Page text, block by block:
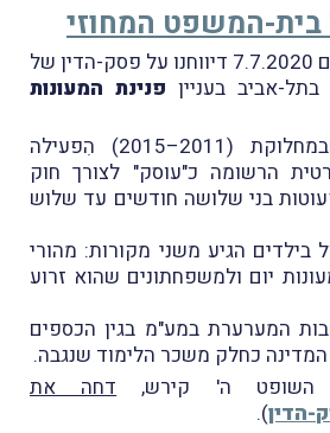
המשפט המחוזי
במבזק מס' 1862 מיום 7.7.2020 דיווחנו על פסק-הדין של
אביב בעניין פנינת המעונות
במהלך התקופה שבמחלוקת (2011–2015) הִפעילה
הרשומה כ"עוסק" לצורך חוק
בני שלושה חודשים עד שלוש
בילדים הגיע משני מקורות: מהורי
יום ולמשפחתונים שהוא זרוע
המערערת במע"מ בגין הכספים
כחלק משכר הלימוד שנגבה.
ה' קירש, דחה את
הדין).